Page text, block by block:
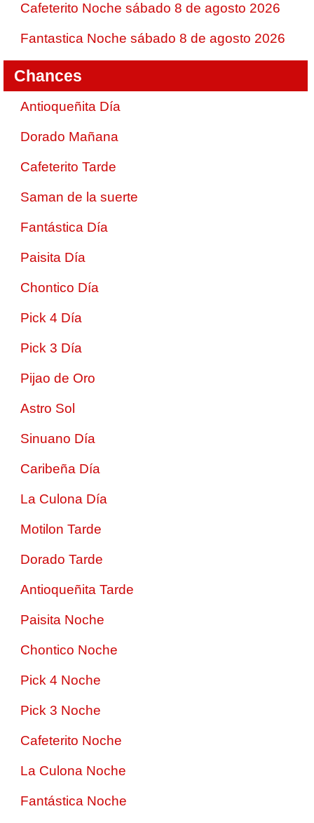
Cafeterito Noche sábado 8 de agosto 2026
Fantastica Noche sábado 8 de agosto 2026
Chances
Antioqueñita Día
Dorado Mañana
Cafeterito Tarde
Saman de la suerte
Fantástica Día
Paisita Día
Chontico Día
Pick 4 Día
Pick 3 Día
Pijao de Oro
Astro Sol
Sinuano Día
Caribeña Día
La Culona Día
Motilon Tarde
Dorado Tarde
Antioqueñita Tarde
Paisita Noche
Chontico Noche
Pick 4 Noche
Pick 3 Noche
Cafeterito Noche
La Culona Noche
Fantástica Noche